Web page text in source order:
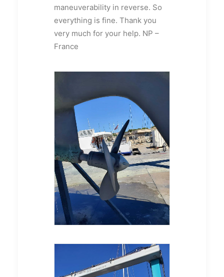
maneuverability in reverse. So
everything is fine. Thank you
very much for your help. NP –
France